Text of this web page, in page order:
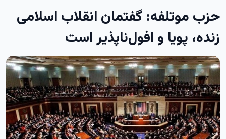
حزب موتلفه: گفتمان انقلاب اسلامی
زنده، پویا و افول‌ناپذیر است